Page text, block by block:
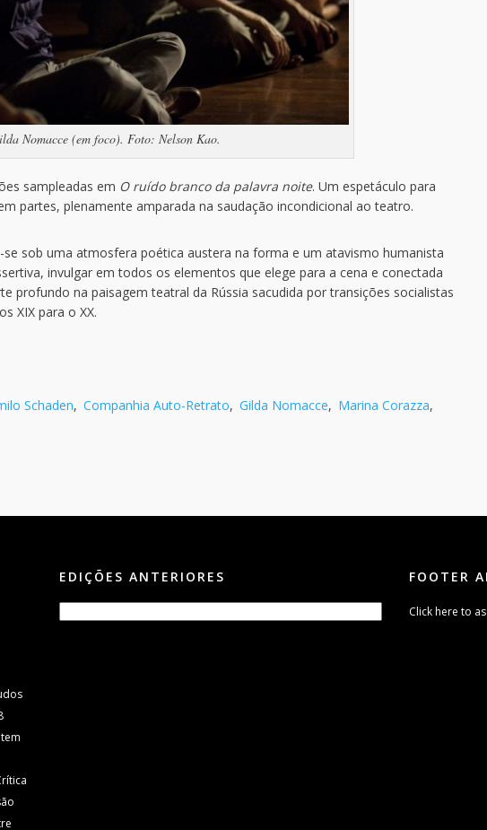
Nomacce (em foco). Foto: Nelson Kao.
sampleadas em O ruído branco da palavra noite. Um espetáculo para
partes, plenamente amparada na saudação incondicional ao teatro.
sob uma atmosfera poética austera na forma e um atavismo humanista
invulgar em todos os elementos que elege para a cena e conectada
profundo na paisagem teatral da Rússia sacudida por transições socialistas
XIX para o XX.
Schaden, Companhia Auto-Retrato, Gilda Nomacce, Marina Corazza,
EDIÇÕES ANTERIORES FOOTER
Click here to